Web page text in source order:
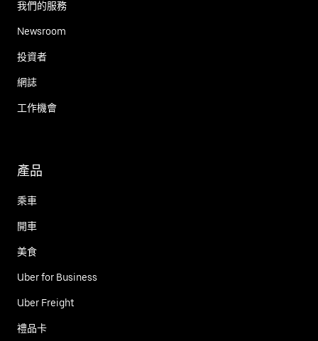
我們的服務
Newsroom
投資者
網誌
工作機會
產品
乘車
開車
美食
Uber for Business
Uber Freight
禮品卡